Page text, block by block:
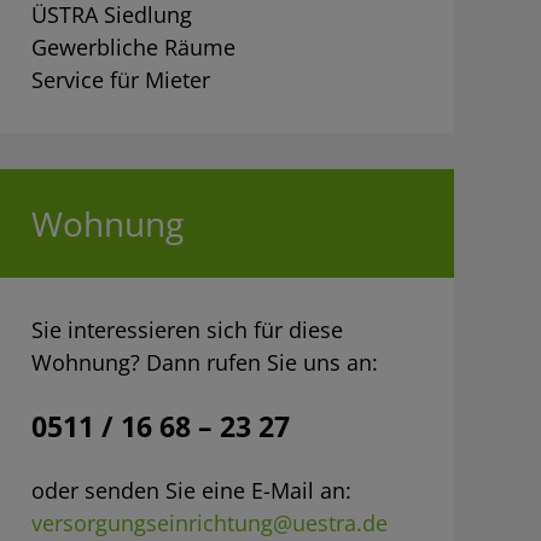
ÜSTRA Siedlung
Gewerbliche Räume
Service für Mieter
Wohnung
Sie interessieren sich für diese
Wohnung? Dann rufen Sie uns an:
0511 / 16 68 – 23 27
oder senden Sie eine E-Mail an:
versorgungseinrichtung@uestra.de